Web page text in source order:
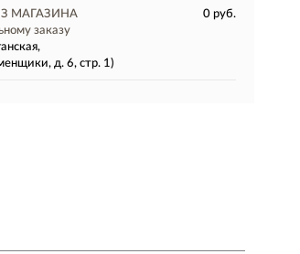
МАГАЗИНА
0 руб.
заказу
д. 6, стр. 1)